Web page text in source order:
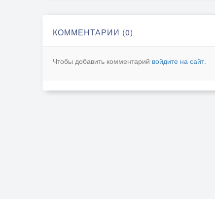
КОММЕНТАРИИ (0)
Чтобы добавить комментарий войдите на сайт.